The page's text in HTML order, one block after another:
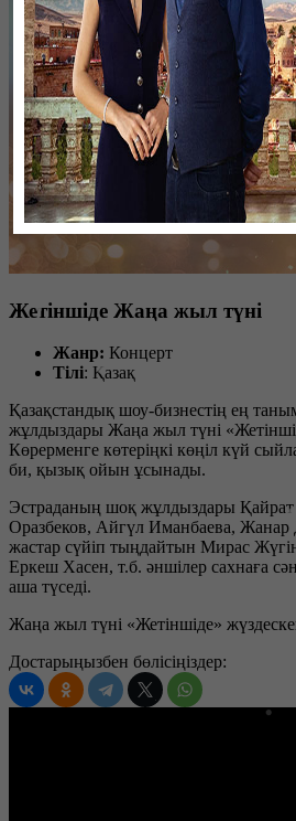
Жетіншіде Жаңа жыл түні
Жанр: Концерт
Тілі: Қазақ
Қазақстандық шоу-бизнестің ең
жұлдыздары Жаңа жыл түні
Көрерменге көтеріңкі көңіл күй
би, қызық ойын ұсынады.
Эстраданың шоқ жұлдыздары Қайрат
Оразбеков, Айгүл Иманбаева, Жанар
жастар сүйіп тыңдайтын Мирас
Еркеш Хасен, т.б. әншілер сахнаға
аша түседі.
Жаңа жыл түні «Жетіншіде»
Достарыңызбен бөлісіңіздер: